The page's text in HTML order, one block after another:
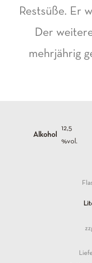
Restsüße. Er
Der
mehrjährig
Alkohol
12,5
%vol.